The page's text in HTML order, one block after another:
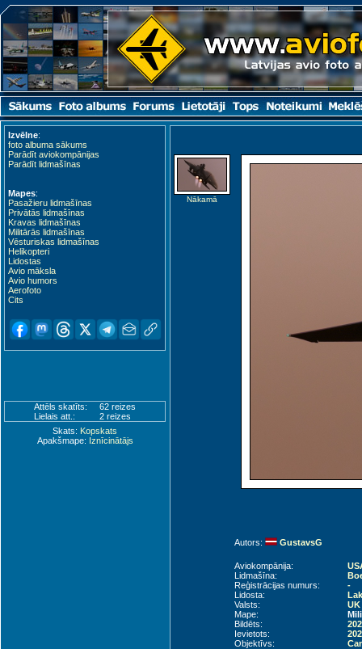
Izvēlne:
foto albuma sākums
Parādīt aviokompānijas
Parādīt lidmašīnas
Mapes:
Pasažieru lidmašīnas
Privātās lidmašīnas
Kravas lidmašīnas
Militārās lidmašīnas
Vēsturiskas lidmašīnas
Helikopteri
Lidostas
Avio māksla
Avio humors
Aerofoto
Cits
Attēls skatīts:
62 reizes
Lielais att.:
2 reizes
Skats: Kopskats
Apakšmape: Iznīcinātājs
Nākamā
Autors: GustavsG
Aviokompānija:
Lidmašīna:
Reģistrācijas numurs:
-
Lidosta:
Valsts:
Mape:
Bildēts:
Ievietots:
Objektīvs: